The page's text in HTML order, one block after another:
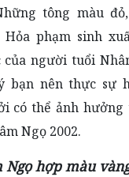
tông màu
phạm sinh
của người tuổi
bạn nên thực sự
có thể ảnh hưởng
Ngọ 2002.
Ngọ hợp màu